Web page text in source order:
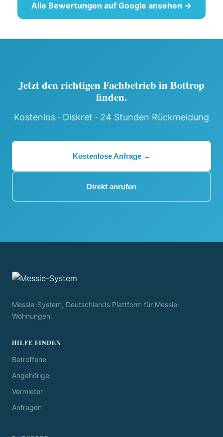
Alle Bewertungen auf Google ansehen →
Jetzt den richtigen Fachbetrieb in Bottrop
finden.
Kostenlos · Diskret · 24 Stunden Rückmeldung
Kostenlose Anfrage →
Direkt anrufen
Messie-System, Deutschlands Plattform für Messie-
Wohnungen.
HILFE FINDEN
Betroffene
Angehörige
Vermieter
Anfragen